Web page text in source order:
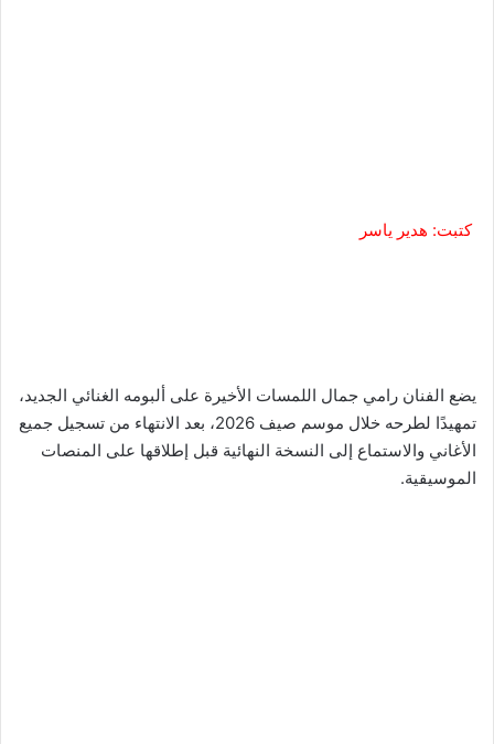
كتبت: هدير ياسر
يضع الفنان رامي جمال اللمسات الأخيرة على ألبومه الغنائي الجديد،
تمهيدًا لطرحه خلال موسم صيف 2026، بعد الانتهاء من تسجيل جميع
الأغاني والاستماع إلى النسخة النهائية قبل إطلاقها على المنصات
الموسيقية.